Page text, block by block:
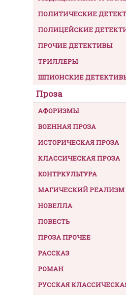
ПОЛИТИЧЕСКИЕ
ПОЛИЦЕЙСКИЕ
ПРОЧИЕ ДЕТЕКТИВЫ
ТРИЛЛЕРЫ
ШПИОНСКИЕ
Проза
АФОРИЗМЫ
ВОЕННАЯ ПРОЗА
ИСТОРИЧЕСКАЯ ПРОЗА
КЛАССИЧЕСКАЯ ПРОЗА
КОНТРКУЛЬТУРА
МАГИЧЕСКИЙ РЕАЛИЗМ
НОВЕЛЛА
ПОВЕСТЬ
ПРОЗА ПРОЧЕЕ
РАССКАЗ
РОМАН
РУССКАЯ